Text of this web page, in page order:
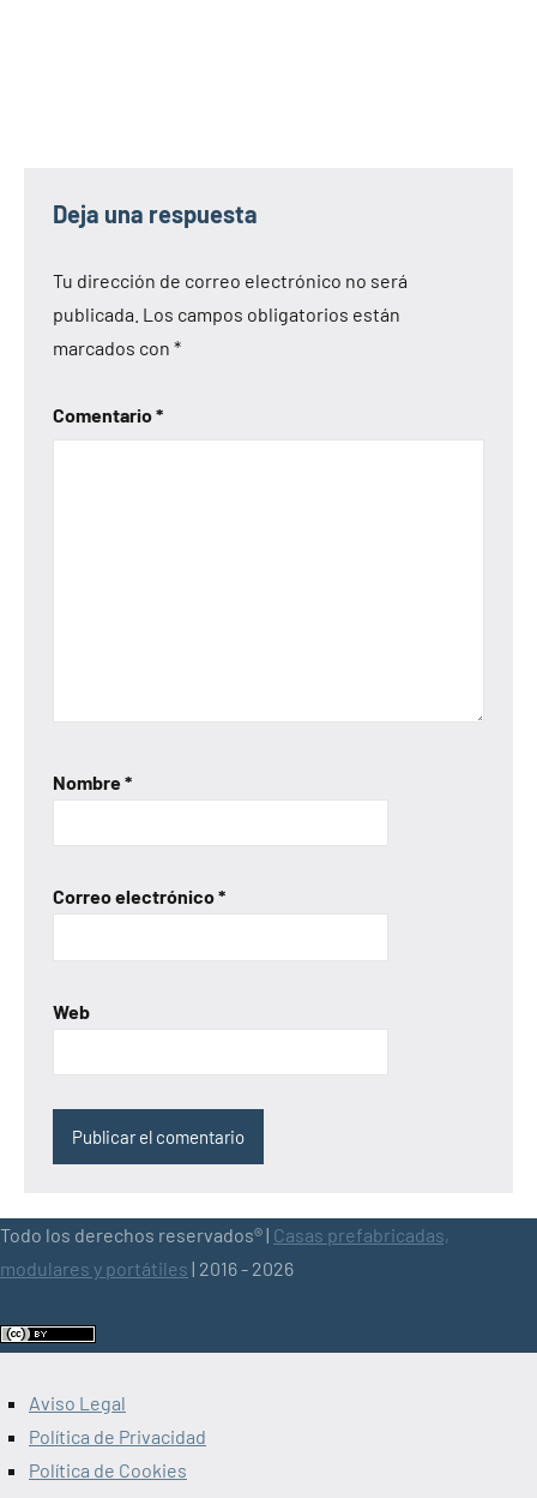
Deja una respuesta
Tu dirección de correo electrónico no será
publicada. Los campos obligatorios están
marcados con *
Comentario*
Nombre*
Correo electrónico*
Web
Todo los derechos reservados® | Casas prefabricadas,
modulares y portátiles | 2016 - 2026
Aviso Legal
Política de Privacidad
Política de Cookies